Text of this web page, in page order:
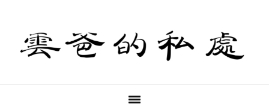
primary
navigation
content
primary
sidebar